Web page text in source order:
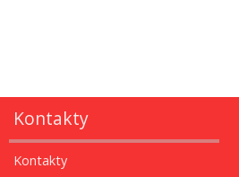
Kontakty
Kontakty